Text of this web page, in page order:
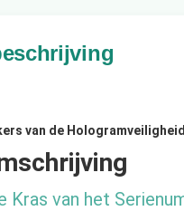
van de
Kras van het